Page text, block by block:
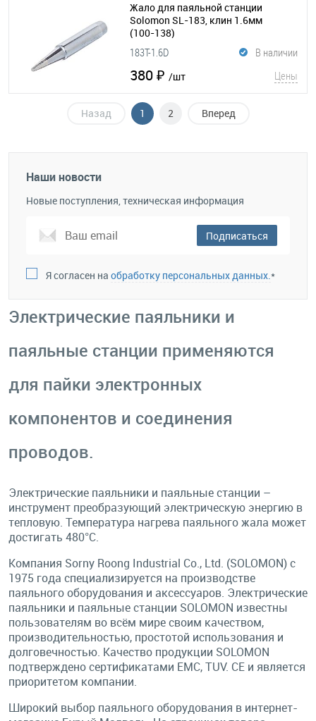
Жало для паяльной станции
Solomon SL-183, клин 1.6мм
(100-138)
В наличии
183T-1.6D
380 ₽ /шт Цены
Назад 1 2 Вперед
Наши новости
Новые поступления, техническая информация
Подписаться
Я согласен на обработку персональных данных. *
Электрические паяльники и
паяльные станции применяются
для пайки электронных
компонентов и соединения
проводов.
Электрические паяльники и паяльные станции –
инструмент преобразующий электрическую энергию в
тепловую. Температура нагрева паяльного жала может
достигать 480°C.
Компания Sorny Roong Industrial Co., Ltd. (SOLOMON) с
1975 года специализируется на производстве
паяльного оборудования и аксессуаров. Электрические
паяльники и паяльные станции SOLOMON известны
пользователям во всём мире своим качеством,
производительностью, простотой использования и
долговечностью. Качество продукции SOLOMON
подтверждено сертификатами EMC, TUV. CE и является
приоритетом компании.
Широкий выбор паяльного оборудования в интернет-